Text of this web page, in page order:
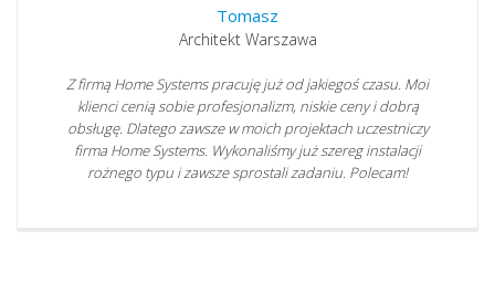
Tomasz
Architekt Warszawa
Z firmą Home Systems pracuję już od jakiegoś czasu. Moi
klienci cenią sobie profesjonalizm, niskie ceny i dobrą
obsługę. Dlatego zawsze w moich projektach uczestniczy
firma Home Systems. Wykonaliśmy już szereg instalacji
rożnego typu i zawsze sprostali zadaniu. Polecam!